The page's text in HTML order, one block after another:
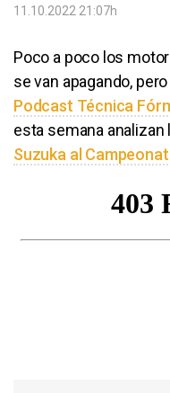
11.10.2022 21:07h
Poco a poco los
se van apagando,
Podcast Técnica
esta semana analizan
Suzuka al